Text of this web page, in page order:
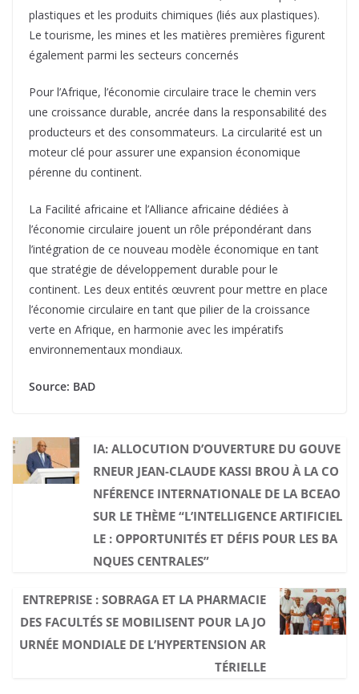
plastiques et les produits chimiques (liés aux plastiques).
Le tourisme, les mines et les matières premières figurent
également parmi les secteurs concernés
Pour l’Afrique, l’économie circulaire trace le chemin vers
une croissance durable, ancrée dans la responsabilité des
producteurs et des consommateurs. La circularité est un
moteur clé pour assurer une expansion économique
pérenne du continent.
La Facilité africaine et l’Alliance africaine dédiées à
l’économie circulaire jouent un rôle prépondérant dans
l’intégration de ce nouveau modèle économique en tant
que stratégie de développement durable pour le
continent. Les deux entités œuvrent pour mettre en place
l’économie circulaire en tant que pilier de la croissance
verte en Afrique, en harmonie avec les impératifs
environnementaux mondiaux.
Source: BAD
IA: ALLOCUTION D’OUVERTURE DU GOUVE
RNEUR JEAN-CLAUDE KASSI BROU À LA CO
NFÉRENCE INTERNATIONALE DE LA BCEAO
SUR LE THÈME “L’INTELLIGENCE ARTIFICIEL
LE : OPPORTUNITÉS ET DÉFIS POUR LES BA
NQUES CENTRALES”
ENTREPRISE : SOBRAGA ET LA PHARMACIE
DES FACULTÉS SE MOBILISENT POUR LA JO
URNÉE MONDIALE DE L’HYPERTENSION AR
TÉRIELLE